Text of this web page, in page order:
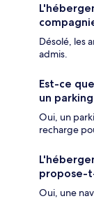
Désolé, les
admis.
Est-ce
un
Oui, un
recharge
propose-
Oui, une